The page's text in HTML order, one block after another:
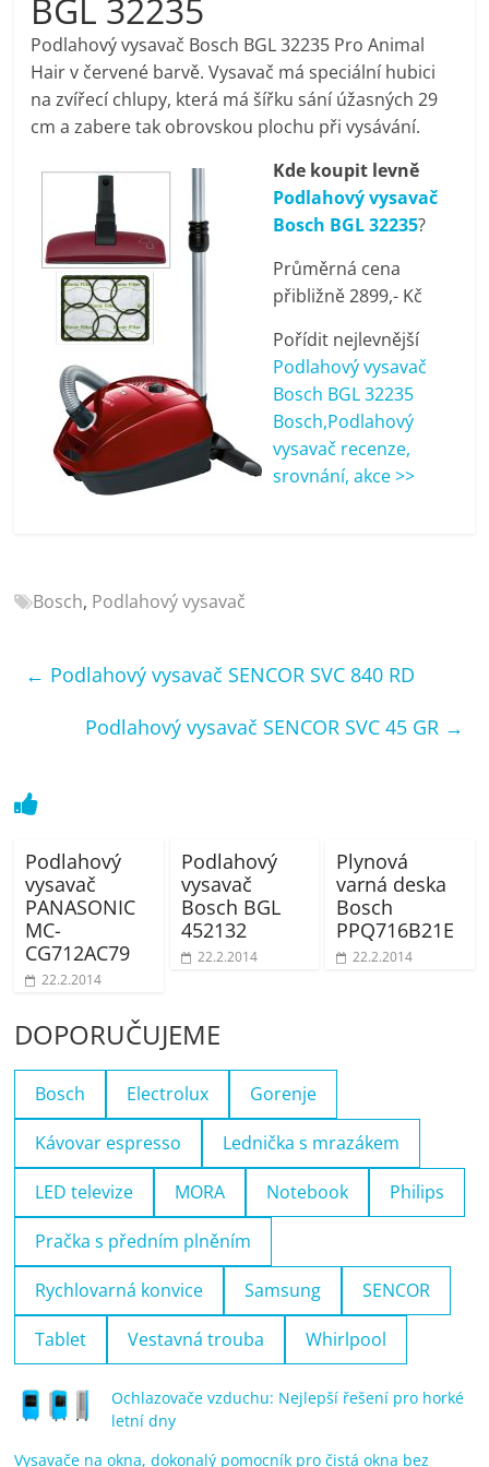
pračky,
televize,
notebooky,
mobilní
telefony,
kávovary,
bazény
Nejlepší
elektronika
porovnání
pračky,
mobilní
kávovary,
BGL 32235
Podlahový vysavač Bosch BGL 32235 Pro Animal
Hair v červené barvě. Vysavač má speciální hubici
na zvířecí chlupy, která má šířku sání úžasných 29
cm a zabere tak obrovskou plochu při vysávání.
Kde koupit levně
Podlahový vysavač
Bosch BGL 32235?
Průměrná cena
přibližně 2899,- Kč
Pořídit nejlevnější
Podlahový vysavač
Bosch BGL 32235
Bosch,Podlahový
vysavač recenze,
srovnání, akce >>
Bosch, Podlahový vysavač
← Podlahový vysavač SENCOR SVC 840 RD
Podlahový vysavač SENCOR SVC 45 GR →
Podlahový
vysavač
PANASONIC
MC-
CG712AC79
22.2.2014
Podlahový
vysavač
Bosch BGL
452132
22.2.2014
Plynová
varná deska
Bosch
PPQ716B21E
22.2.2014
DOPORUČUJEME
Bosch Electrolux Gorenje
Kávovar espresso Lednička s mrazákem
LED televize MORA Notebook Philips
Pračka s předním plněním
Rychlovarná konvice Samsung SENCOR
Tablet Vestavná trouba Whirlpool
Ochlazovače vzduchu: Nejlepší řešení pro horké
letní dny
Vysavače na okna, dokonalý pomocník pro čistá okna bez